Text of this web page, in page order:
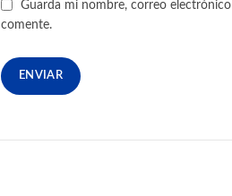
Guarda mi nombre, correo
comente.